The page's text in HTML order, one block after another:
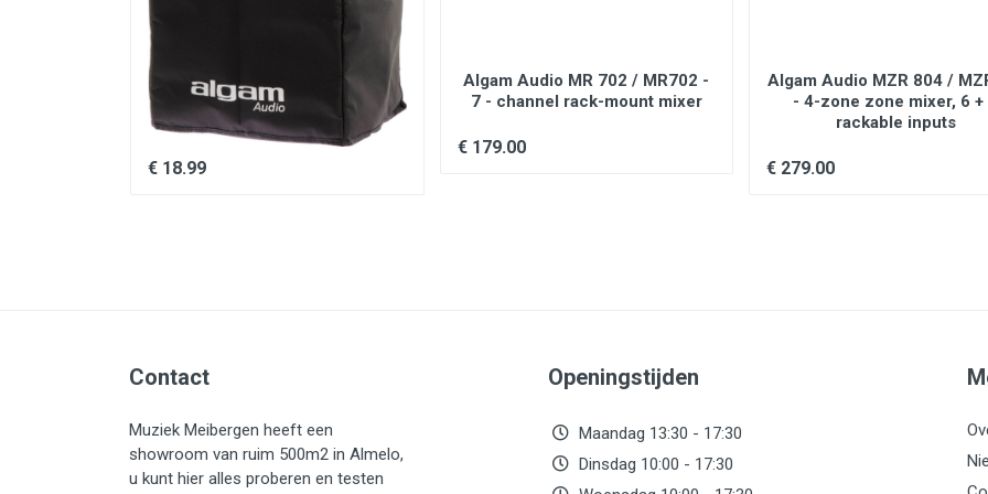
Algam Audio TR 12 BT Cover /
TR12BT Cover, Beschermhoes
voor TR 12 BT
€ 18.99
Algam Audio MR 702 / MR702 -
7 - channel rack-mount mixer
€ 179.00
Algam Audio MZR 804 /
- 4-zone zone mixer, 6 +
rackable inputs
€ 279.00
Contact
Muziek Meibergen heeft een
showroom van ruim 500m2 in Almelo,
u kunt hier alles proberen en testen
Openingstijden
Maandag 13:30 - 17:30
Dinsdag 10:00 - 17:30